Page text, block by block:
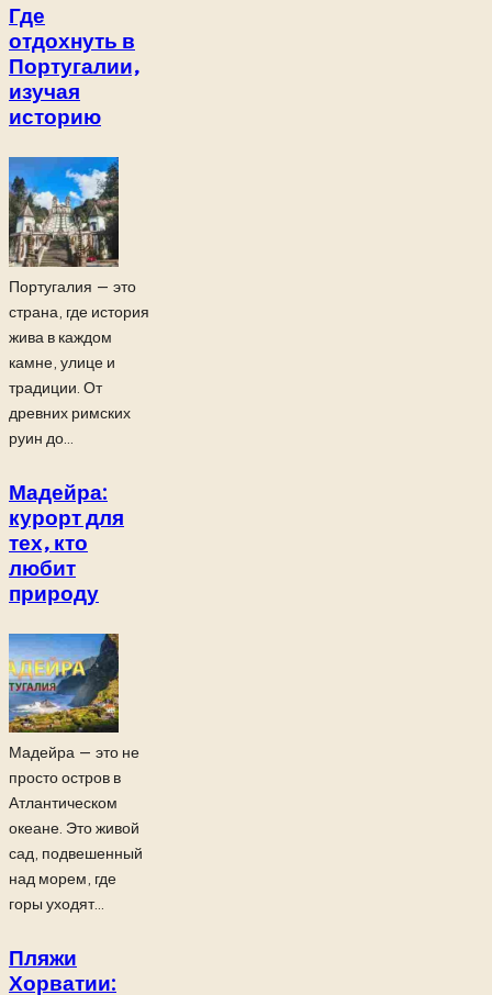
Где
отдохнуть в
Португалии,
изучая
историю
Португалия — это
страна, где история
жива в каждом
камне, улице и
традиции. От
древних римских
руин до...
Мадейра:
курорт для
тех, кто
любит
природу
Мадейра — это не
просто остров в
Атлантическом
океане. Это живой
сад, подвешенный
над морем, где
горы уходят...
Пляжи
Хорватии: